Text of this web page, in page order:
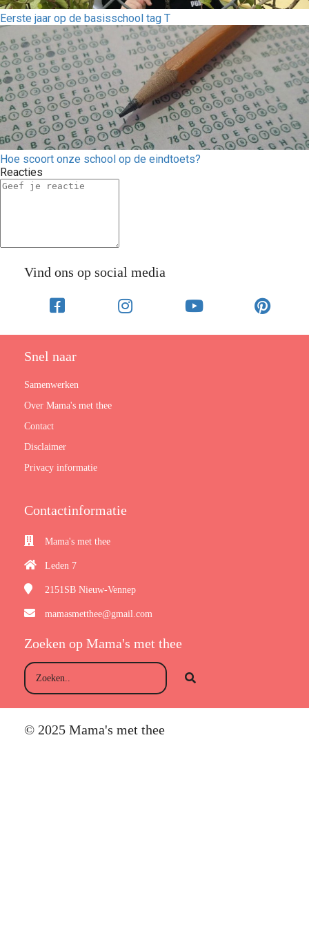
Eerste jaar op de basisschool tag T
Hoe scoort onze school op de eindtoets?
Reacties
Vind ons op social media
Snel naar
Samenwerken
Over Mama's met thee
Contact
Disclaimer
Privacy informatie
Contactinformatie
Mama's met thee
Leden 7
2151SB Nieuw-Vennep
mamasmetthee@gmail.com
Zoeken op Mama's met thee
© 2025 Mama's met thee